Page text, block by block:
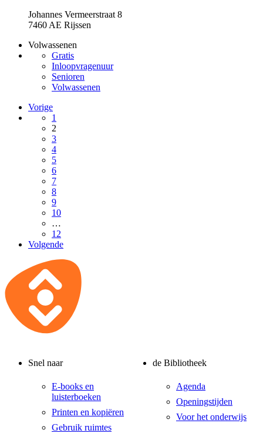
Johannes Vermeerstraat 8
7460 AE Rijssen
Volwassenen
Gratis
Inloopvragenuur
Senioren
Volwassenen
Vorige
1
2
3
4
5
6
7
8
9
10
…
12
Volgende
Snel naar
E-books en
luisterboeken
Printen en kopiëren
Gebruik ruimtes
de Bibliotheek
Agenda
Openingstijden
Voor het onderwijs